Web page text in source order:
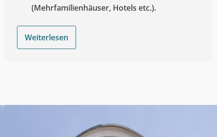
(Mehrfamilienhäuser, Hotels etc.).
Weiterlesen